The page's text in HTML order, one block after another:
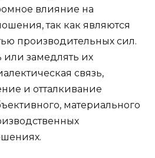
влияние на
так как являются
производительных сил.
или замедлять их
связь,
и отталкивание
материального